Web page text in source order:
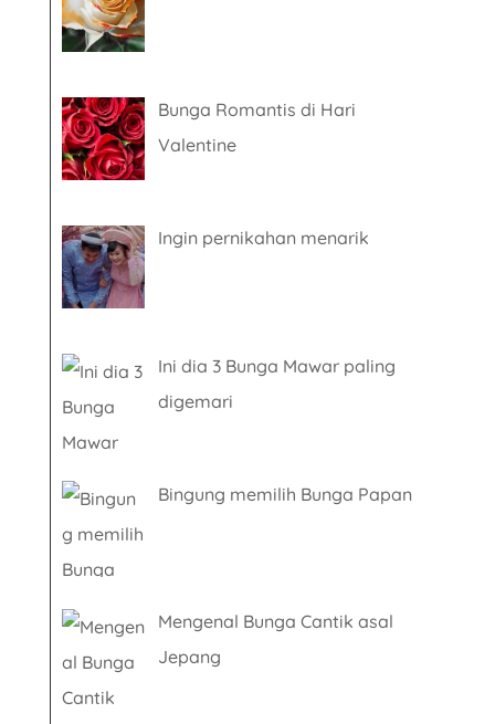
Bunga Romantis di Hari
Valentine
Ingin pernikahan menarik
Ini dia 3 Bunga Mawar paling
digemari
Bingung memilih Bunga Papan
Mengenal Bunga Cantik asal
Jepang